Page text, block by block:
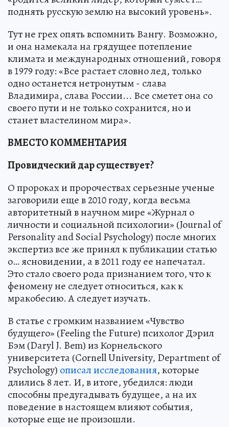
поднять русскую землю на высокий уровень».
Тут не грех опять вспомнить Вангу. Возможно,
и она намекала на грядущее потепление
климата и международных отношений, говоря
в 1979 году: «Все растает словно лед, только
одно останется нетронутым - слава
Владимира, слава России... Все сметет она со
своего пути и не только сохранится, но и
станет властелином мира».
ВМЕСТО КОММЕНТАРИЯ
Провидческий дар существует?
О пророках и пророчествах серьезные ученые
заговорили еще в 2010 году, когда весьма
авторитетный в научном мире «Журнал о
личности и социальной психологии» (Journal of
Personality and Social Psychology) после многих
экспертиз все же принял к публикации статью
о… ясновидении, а в 2011 году ее напечатал.
Это стало своего рода признанием того, что к
феномену не следует относиться, как к
мракобесию. А следует изучать.
В статье с громким названием «Чувство
будущего» (Feeling the Future) психолог Дэрил
Бэм (Daryl J. Bem) из Корнельского
университета (Cornell University, Department of
Psychology) описал исследования, которые
длились 8 лет. И, в итоге, убедился: люди
способны предугадывать будущее, а на их
поведение в настоящем влияют события,
которые еще не произошли.